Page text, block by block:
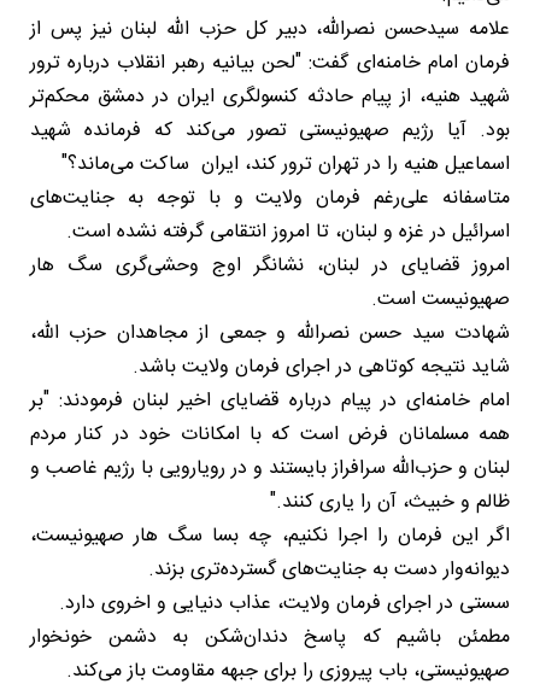
علامه سیدحسن نصرالله، دبیر کل حزب الله لبنان نیز پس از
فرمان امام خامنه‌ای گفت: "لحن بیانیه رهبر انقلاب درباره ترور
شهید هنیه، از پیام حادثه کنسولگری ایران در دمشق محکم‌تر
بود. آیا رژیم صهیونیستی تصور می‌کند که فرمانده شهید
اسماعیل هنیه را در تهران ترور کند، ایران ساکت می‌ماند؟"
متاسفانه علی‌رغم فرمان ولایت و با توجه به جنایت‌های
اسرائیل در غزه و لبنان، تا امروز انتقامی گرفته نشده است.
امروز قضایای در لبنان، نشانگر اوج وحشی‌گری سگ هار
صهیونیست است.
شهادت سید حسن نصرالله و جمعی از مجاهدان حزب الله،
شاید نتیجه کوتاهی در اجرای فرمان ولایت باشد.
امام خامنه‌ای در پیام درباره قضایای اخیر لبنان فرمودند: "بر
همه‌ مسلمانان فرض است که با امکانات خود در کنار مردم
لبنان و حزب‌الله سرافراز بایستند و در رویارویی با رژیم غاصب و
ظالم و خبیث، آن را یاری کنند."
اگر این فرمان را اجرا نکنیم، چه بسا سگ هار صهیونیست،
دیوانه‌وار دست به جنایت‌های گسترده‌تری بزند.
سستی در اجرای فرمان ولایت، عذاب دنیایی و اخروی دارد.
مطمئن باشیم که پاسخ دندان‌شکن به دشمن خونخوار
صهیونیستی، باب پیروزی را برای جبهه مقاومت باز می‌کند.